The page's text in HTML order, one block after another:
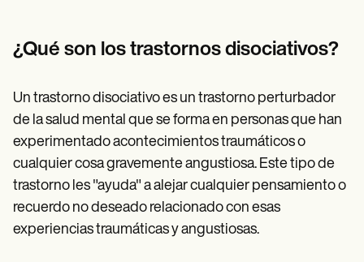
Training Hub
Become a Partner
Pricing
Login
Get started
¿Qué son los trastornos disociativos?
Un trastorno disociativo es un trastorno perturbador
de la salud mental que se forma en personas que han
experimentado acontecimientos traumáticos o
cualquier cosa gravemente angustiosa. Este tipo de
trastorno les "ayuda" a alejar cualquier pensamiento o
recuerdo no deseado relacionado con esas
experiencias traumáticas y angustiosas.